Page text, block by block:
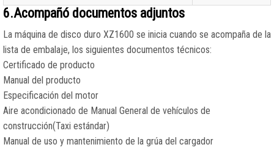
6.Acompañó documentos adjuntos
La máquina de disco duro XZ1600 se inicia cuando se acompaña de la
lista de embalaje, los siguientes documentos técnicos:
Certificado de producto
Manual del producto
Especificación del motor
Aire acondicionado de Manual General de vehículos de
construcción(Taxi estándar)
Manual de uso y mantenimiento de la grúa del cargador